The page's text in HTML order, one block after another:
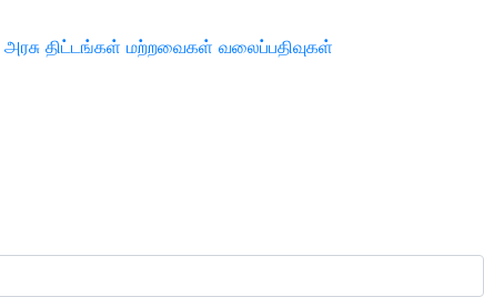
அரசு திட்டங்கள் மற்றவைகள் வலைப்பதிவுகள்